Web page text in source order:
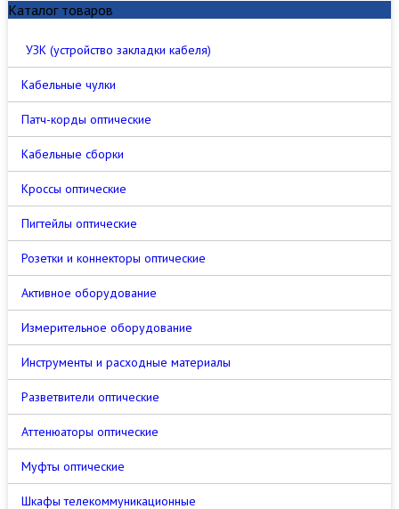
Каталог товаров
УЗК (устройство закладки кабеля)
Кабельные чулки
Патч-корды оптические
Кабельные сборки
Кроссы оптические
Пигтейлы оптические
Розетки и коннекторы оптические
Активное оборудование
Измерительное оборудование
Инструменты и расходные материалы
Разветвители оптические
Аттенюаторы оптические
Муфты оптические
Шкафы телекоммуникационные